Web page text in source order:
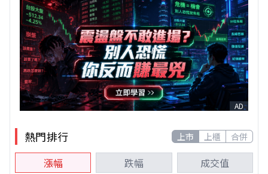
AD
熱門排行 上市 上櫃 合併
漲幅 跌幅 成交值